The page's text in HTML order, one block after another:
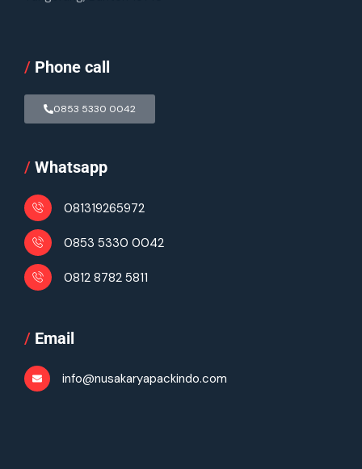
/ Phone call
0853 5330 0042
/ Whatsapp
081319265972
0853 5330 0042
0812 8782 5811
/ Email
info@nusakaryapackindo.com